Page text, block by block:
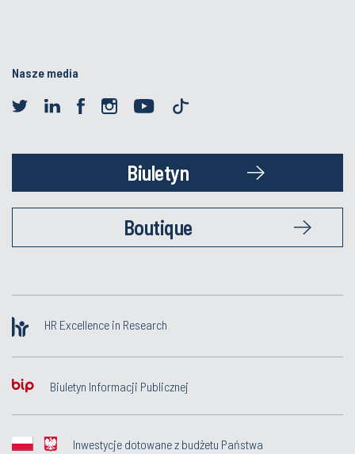
Nasze media
Biuletyn
Boutique
HR Excellence in Research
Biuletyn Informacji Publicznej
Inwestycje dotowane z budżetu Państwa